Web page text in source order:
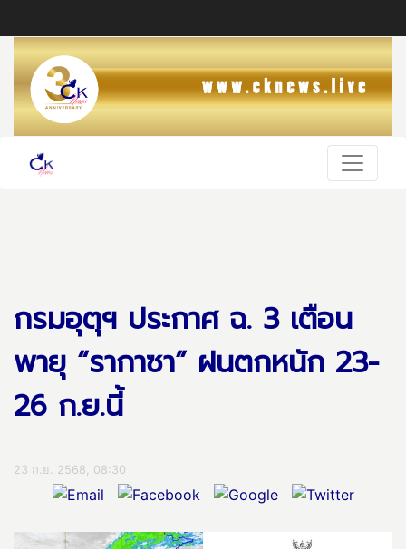
กรมอุตุฯ ประกาศ ฉ. 3 เตือน
พายุ “รากาซา” ฝนตกหนัก 23-
26 ก.ย.นี้
23 ก.ย. 2568, 08:30